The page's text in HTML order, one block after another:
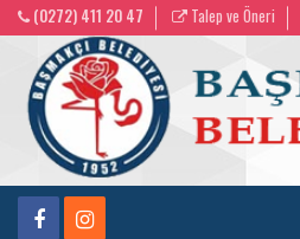
(0272) 411 20 47 Talep ve Öneri